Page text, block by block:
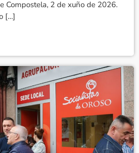
Compostela, 2 de xuño de 2026.
[…]